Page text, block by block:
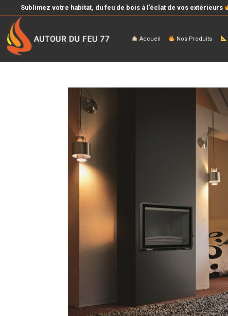
Sublimez votre habitat, du feu de bois à l’éclat de vos extérieurs
Accueil Nos Produits